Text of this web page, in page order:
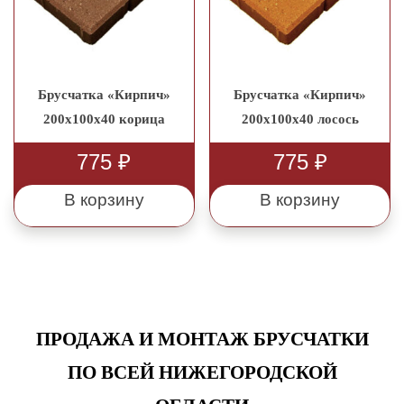
Брусчатка «Кирпич»
200x100x40 корица
775₽
В корзину
Брусчатка «Кирпич»
200x100x40 лосось
775 ₽
В корзину
ПРОДАЖА И МОНТАЖ БРУСЧАТКИ
ПО ВСЕЙ НИЖЕГОРОДСКОЙ